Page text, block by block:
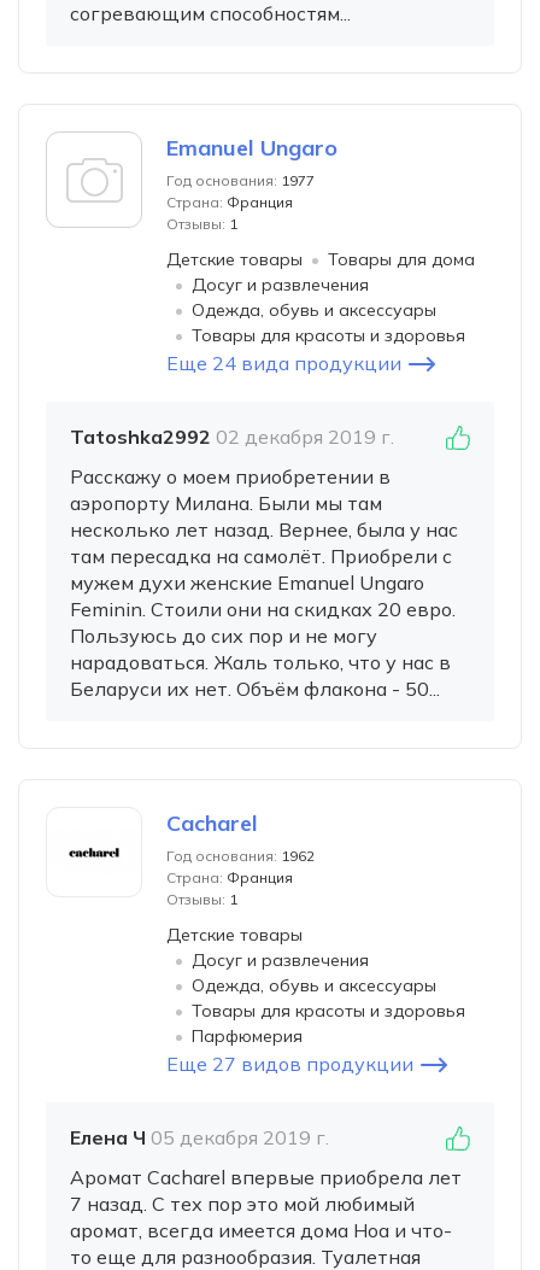
согревающим способностям...
Emanuel Ungaro
Год основания: 1977
Страна: Франция
Отзывы: 1
Детские товары
Товары для дома
Досуг и развлечения
Одежда, обувь и аксессуары
Товары для красоты и здоровья
Еще 24 вида продукции
Tatoshka2992 02 декабря 2019 г.
Расскажу о моем приобретении в
аэропорту Милана. Были мы там
несколько лет назад. Вернее, была у нас
там пересадка на самолёт. Приобрели с
мужем духи женские Emanuel Ungaro
Feminin. Стоили они на скидках 20 евро.
Пользуюсь до сих пор и не могу
нарадоваться. Жаль только, что у нас в
Беларуси их нет. Объём флакона - 50...
Cacharel
Год основания: 1962
Страна: Франция
Отзывы: 1
Детские товары
Досуг и развлечения
Одежда, обувь и аксессуары
Товары для красоты и здоровья
Парфюмерия
Еще 27 видов продукции
Елена Ч 05 декабря 2019 г.
Аромат Cacharel впервые приобрела лет
7 назад. С тех пор это мой любимый
аромат, всегда имеется дома Ноа и что-
то еще для разнообразия. Туалетная